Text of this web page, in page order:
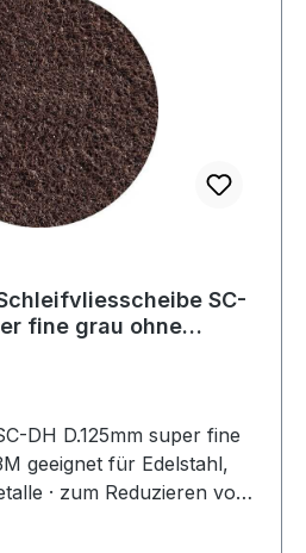
SC-
fine grau ohne
DH D.125mm super fine
geeignet für Edelstahl,
· zum Reduzieren von